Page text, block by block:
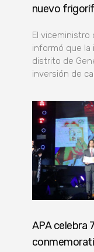
nuevo
El viceministro
informó que la
distrito de
inversión de
APA celebra